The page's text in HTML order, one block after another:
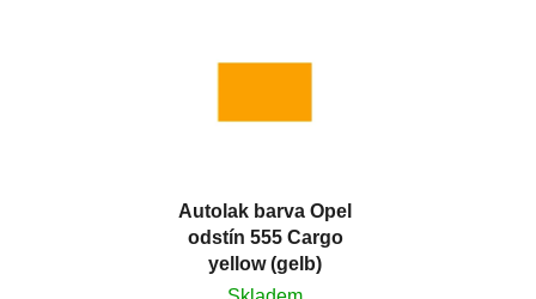
Autolak barva Opel
odstín 555 Cargo
yellow (gelb)